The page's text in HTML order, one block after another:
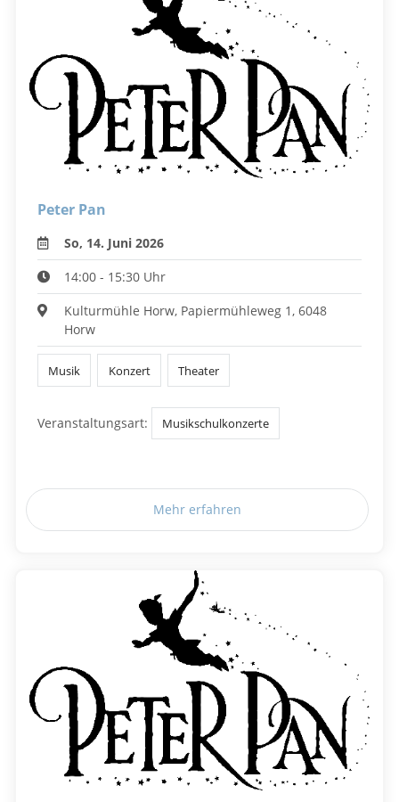
Peter Pan
So, 14. Juni 2026
14:00 - 15:30 Uhr
Kulturmühle Horw, Papiermühleweg 1, 6048
Horw
Musik Konzert Theater
Veranstaltungsart: Musikschulkonzerte
Mehr erfahren